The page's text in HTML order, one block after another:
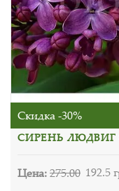
Скидка -30%
СИРЕНЬ ЛЮДВИГ
Цена:275.00 192.5